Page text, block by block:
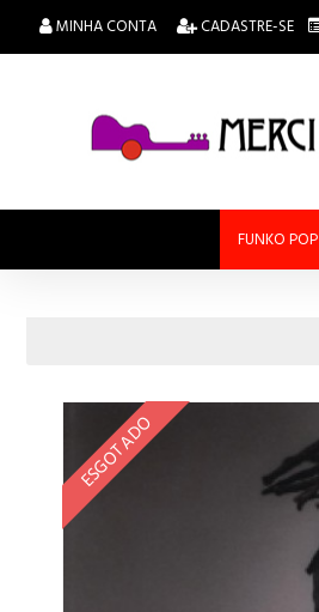
MINHA CONTA CADASTRE-SE
FUNKO POP
ESGOTADO